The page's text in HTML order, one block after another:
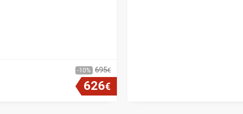
10 695€
626€